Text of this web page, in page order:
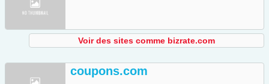
Voir des sites comme bizrate.com
coupons.com